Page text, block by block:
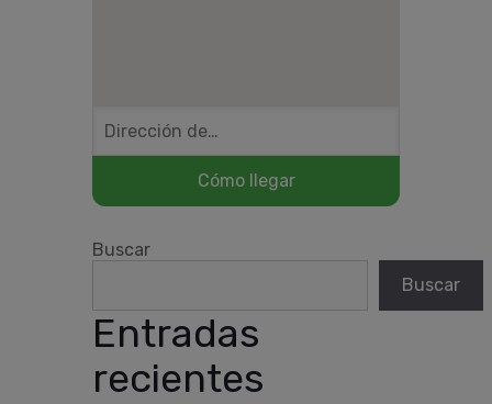
Buscar
Buscar
Entradas
recientes